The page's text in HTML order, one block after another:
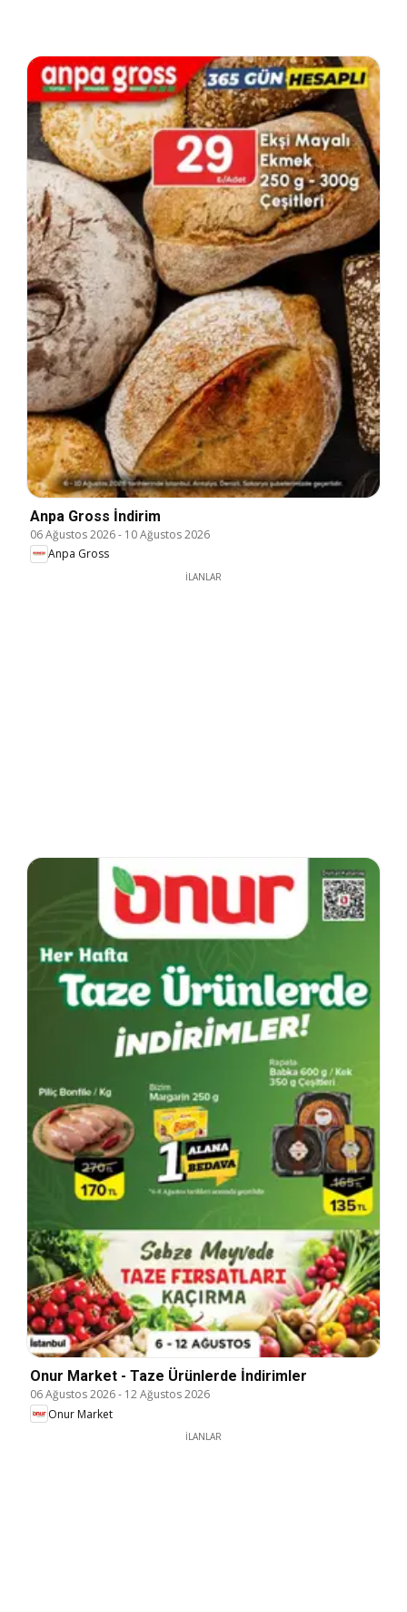
Anpa Gross İndirim
06 Ağustos 2026- 10 Ağustos 2026
Anpa Gross
İLANLAR
Onur Market - Taze Ürünlerde İndirimler
06 Ağustos 2026- 12 Ağustos 2026
Onur Market
İLANLAR